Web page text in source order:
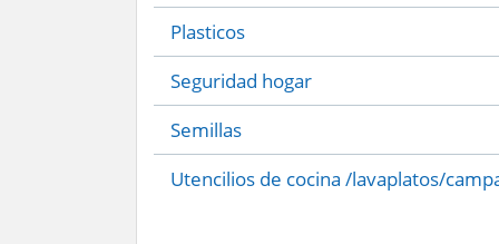
Plasticos
Seguridad hogar
Semillas
Utencilios de cocina /lavaplatos/